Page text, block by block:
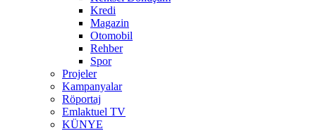
Kredi
Magazin
Otomobil
Rehber
Spor
Projeler
Kampanyalar
Röportaj
Emlaktuel TV
KÜNYE